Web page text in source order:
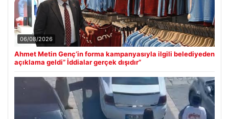
06/08/2026
Ahmet Metin Genç’in forma kampanyasıyla ilgili belediyeden
açıklama geldi” İddialar gerçek dışıdır”